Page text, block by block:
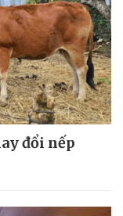
đổi nếp